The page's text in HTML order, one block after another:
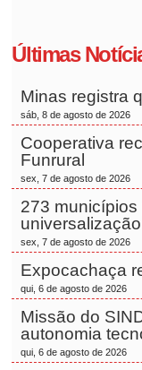
Últimas
Minas registra
sáb, 8 de agosto de 2026
Cooperativa
Funrural
sex, 7 de agosto de 2026
273
sex, 7 de agosto de 2026
Expocachaça
qui, 6 de agosto de 2026
Missão do
autonomia
qui, 6 de agosto de 2026